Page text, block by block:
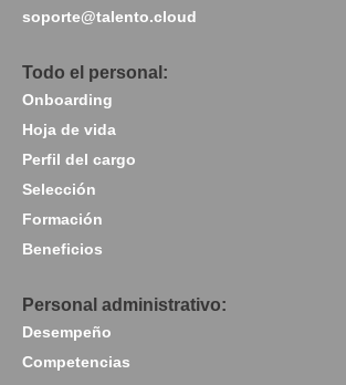
soporte@talento.cloud
Todo el personal:
Onboarding
Hoja de vida
Perfil del cargo
Selección
Formación
Beneficios
Personal administrativo:
Desempeño
Competencias